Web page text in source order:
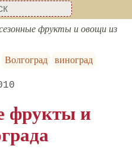
фрукты и овощи из
Волгоград виноград
фрукты и